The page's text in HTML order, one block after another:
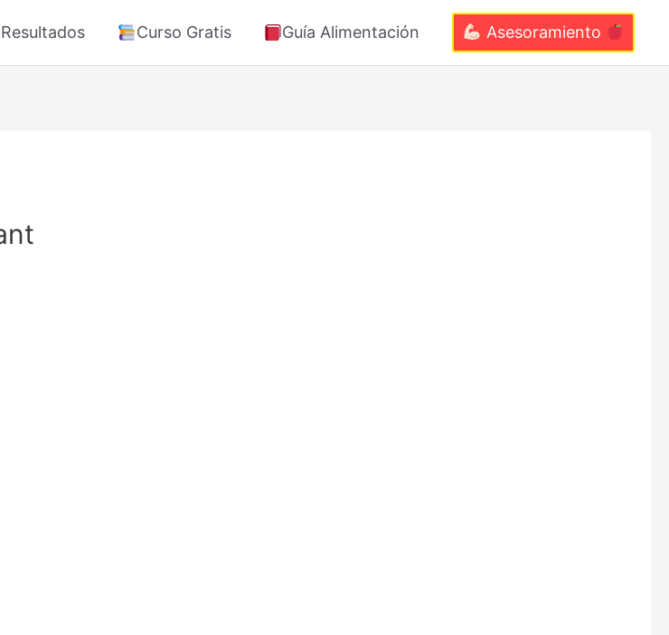
Resultados Curso Gratis Guía Alimentación Asesoramiento